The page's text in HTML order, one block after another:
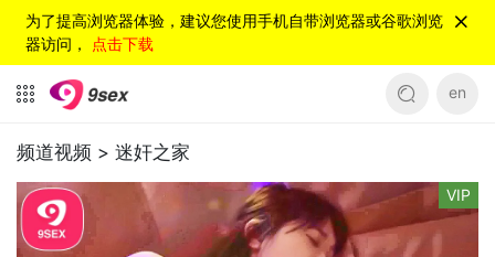
为了提高浏览器体验，建议您使用手机自带浏览器或谷歌浏览
器访问， 点击下载
en
频道视频 > 迷奸之家
VIP